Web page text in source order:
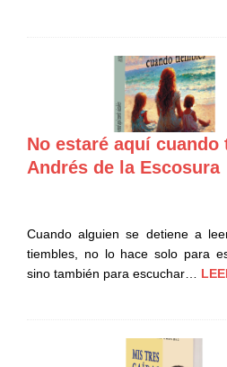
No estaré aquí cuando
Andrés de la Escosura
Cuando alguien se detiene a
tiembles, no lo hace solo para
sino también para escuchar…